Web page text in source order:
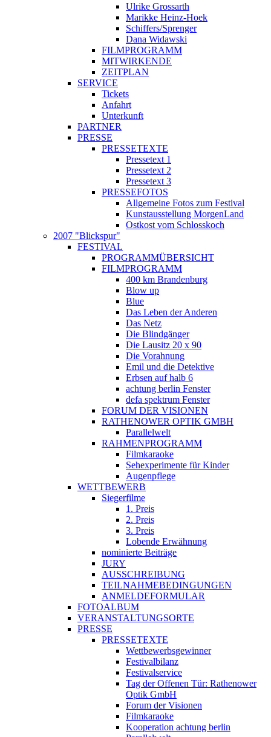
Ulrike Grossarth
Marikke Heinz-Hoek
Schiffers/Sprenger
Dana Widawski
FILMPROGRAMM
MITWIRKENDE
ZEITPLAN
SERVICE
Tickets
Anfahrt
Unterkunft
PARTNER
PRESSE
PRESSETEXTE
Pressetext 1
Pressetext 2
Pressetext 3
PRESSEFOTOS
Allgemeine Fotos zum Festival
Kunstausstellung MorgenLand
Ostkost vom Schlosskoch
2007 "Blickspur"
FESTIVAL
PROGRAMMÜBERSICHT
FILMPROGRAMM
400 km Brandenburg
Blow up
Blue
Das Leben der Anderen
Das Netz
Die Blindgänger
Die Lausitz 20 x 90
Die Vorahnung
Emil und die Detektive
Erbsen auf halb 6
achtung berlin Fenster
defa spektrum Fenster
FORUM DER VISIONEN
RATHENOWER OPTIK GMBH
Parallelwelt
RAHMENPROGRAMM
Filmkaraoke
Sehexperimente für Kinder
Augenpflege
WETTBEWERB
Siegerfilme
1. Preis
2. Preis
3. Preis
Lobende Erwähnung
nominierte Beiträge
JURY
AUSSCHREIBUNG
TEILNAHMEBEDINGUNGEN
ANMELDEFORMULAR
FOTOALBUM
VERANSTALTUNGSORTE
PRESSE
PRESSETEXTE
Wettbewerbsgewinner
Festivalbilanz
Festivalservice
Tag der Offenen Tür: Rathenower
Optik GmbH
Forum der Visionen
Filmkaraoke
Kooperation achtung berlin